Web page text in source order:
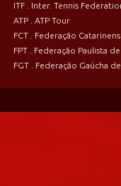
ITF . Inter. Tennis
ATP . ATP Tour
FCT . Federação
FPT . Federação Paulista
FGT . Federação Gaúcha